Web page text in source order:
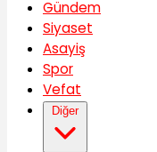
Gündem
Siyaset
Asayiş
Spor
Vefat
Diğer